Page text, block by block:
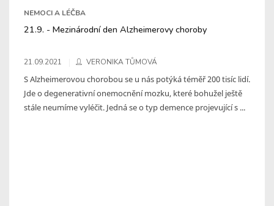
NEMOCI A LÉČBA
21.9. - Mezinárodní den Alzheimerovy choroby
21.09.2021 VERONIKA TŮMOVÁ
S Alzheimerovou chorobou se u nás potýká téměř 200 tisíc lidí.
Jde o degenerativní onemocnění mozku, které bohužel ještě
stále neumíme vyléčit. Jedná se o typ demence projevující s ...